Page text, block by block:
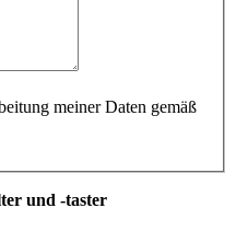
meiner Daten gemäß
und -taster